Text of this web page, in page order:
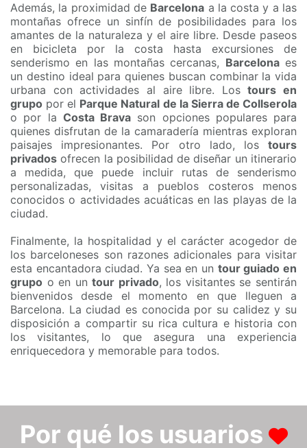
Además, la proximidad de Barcelona a la costa y a las
montañas ofrece un sinfín de posibilidades para los
amantes de la naturaleza y el aire libre. Desde paseos
en bicicleta por la costa hasta excursiones de
senderismo en las montañas cercanas, Barcelonaes
un destino ideal para quienes buscan combinar la vida
urbana con actividades al aire libre. Lostours en
grupo por el Parque Natural de la Sierra de Collserola
o por la Costa Brava son opciones populares para
quienes disfrutan de la camaradería mientras exploran
paisajes impresionantes. Por otro lado, los tours
privados ofrecen la posibilidad de diseñar un itinerario
a medida, que puede incluir rutas de senderismo
personalizadas, visitas a pueblos costeros menos
conocidos o actividades acuáticas en las playas de la
ciudad.
Finalmente, la hospitalidad y el carácter acogedor de
los barceloneses son razones adicionales para visitar
esta encantadora ciudad. Ya sea en un tour guiado en
grupo o en untour privado, los visitantes se sentirán
bienvenidos desde el momento en que lleguen a
Barcelona. La ciudad es conocida por su calidez y su
disposición a compartir su rica cultura e historia con
los visitantes, lo que asegura una experiencia
enriquecedora y memorable para todos.
Por qué los usuarios